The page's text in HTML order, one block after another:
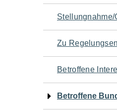
für
den
Zu
Betroffene
Betroffene